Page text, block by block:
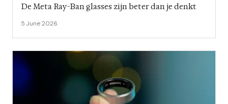
De Meta Ray-Ban glasses zijn beter dan je denkt
5 June 2026